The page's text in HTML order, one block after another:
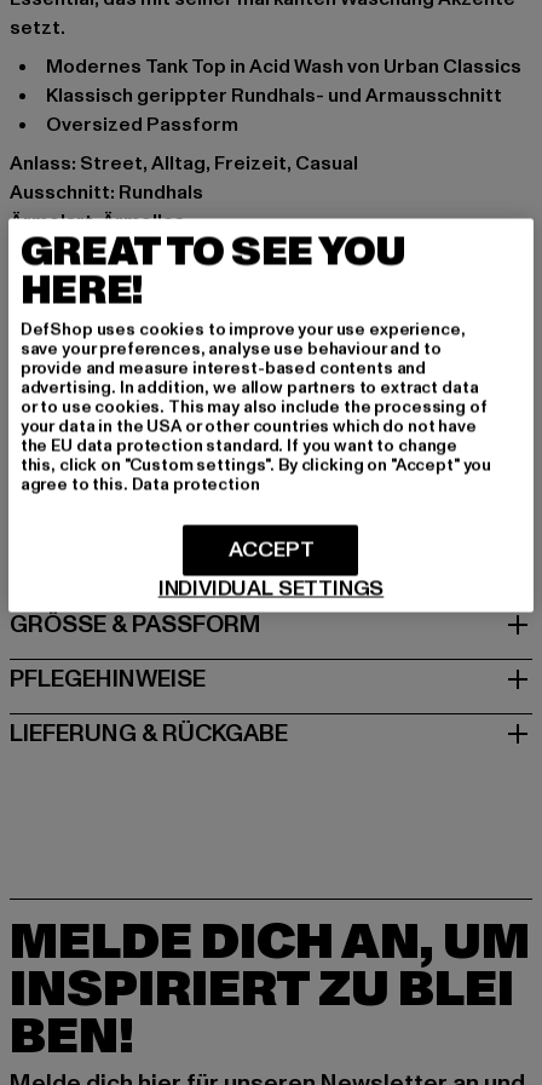
setzt.
Modernes Tank Top in Acid Wash von Urban Classics
Klassisch gerippter Rundhals- und Armausschnitt
Oversized Passform
Anlass: Street, Alltag, Freizeit, Casual
Ausschnitt: Rundhals
Ärmelart: Ärmellos
Schnitt: Oversize
Marke: Urban Classics
Kat.: Tank Tops
Farbe: schwarz
Hersteller Farbe: black
Materialzusammensetzung: 100% Baumwolle
Art.Nr: TB6222-00007
Hersteller: TB International GmbH |
info@tbint.de
GRÖSSE & PASSFORM
PFLEGEHINWEISE
LIEFERUNG & RÜCKGABE
MELDE DICH AN, UM
INSPIRIERT ZU BLEI
BEN!
GREAT TO SEE YOU
HERE!
DefShop uses cookies to improve your use experience,
save your preferences, analyse use behaviour and to
provide and measure interest-based contents and
advertising. In addition, we allow partners to extract data
or to use cookies. This may also include the processing of
your data in the USA or other countries which do not have
the EU data protection standard. If you want to change
this, click on "Custom settings". By clicking on "Accept" you
agree to this. Data protection
INDIVIDUAL SETTINGS
ACCEPT